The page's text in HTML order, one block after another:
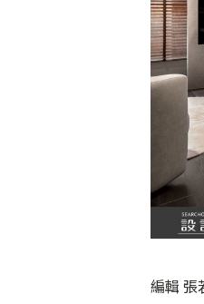
編輯 張